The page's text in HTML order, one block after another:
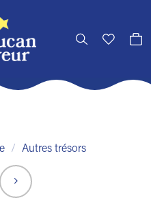
/ Autres trésors